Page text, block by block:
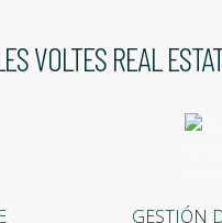
VOLTES REAL
GESTIÓN